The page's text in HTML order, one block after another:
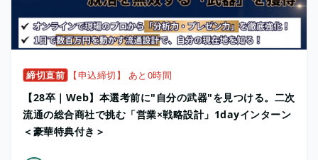
締切直前 【申込締切】 あと0時間
【28卒｜Web】本選考前に"自分の武器"を見つける。二次
流通の総合商社で挑む「営業×戦略設計」1dayインターン
＜豪華特典付き＞